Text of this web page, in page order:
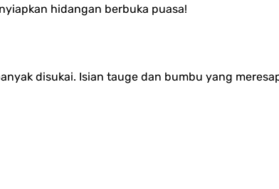
hidangan berbuka puasa!
disukai. Isian tauge dan bumbu yang